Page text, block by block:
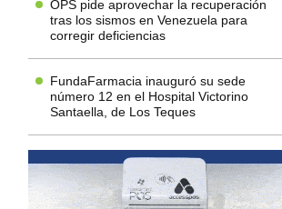
OPS pide aprovechar la recuperación
tras los sismos en Venezuela para
corregir deficiencias
FundaFarmacia inauguró su sede
número 12 en el Hospital Victorino
Santaella, de Los Teques